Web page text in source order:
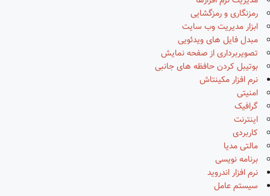
رمزنگاری و رمزگشایی
ابزار مدیریت وب سایت
مبدل فایل های ویدئویی
تصویربرداری از صفحه نمایش
بوتیبل کردن حافظه های جانبی
نرم افزار مکینتاش
امنیتی
گرافیک
اینترنت
کاربردی
مالتی مدیا
برنامه نویسی
نرم افزار اندروید
سیستم عامل